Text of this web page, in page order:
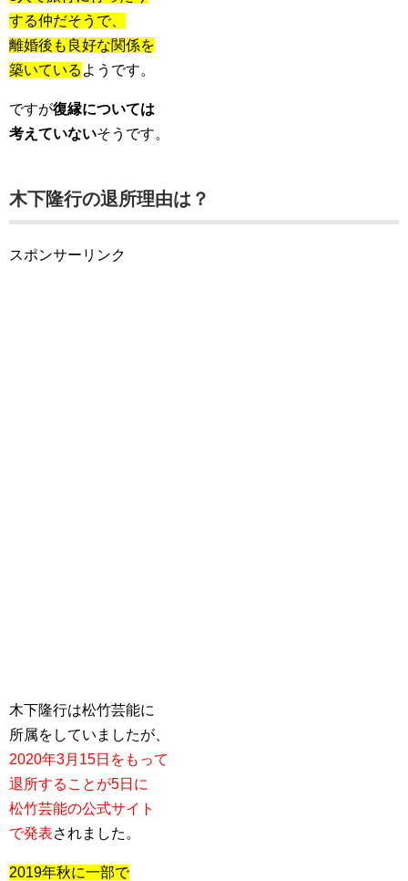
する仲だそうで、
離婚後も良好な関係を
築いている ようです。
ですが復縁については
考えていないそうです。
木下隆行の退所理由は？
スポンサーリンク
木下隆行は松竹芸能に
所属をしていましたが、
2020年3月15日をもって
退所することが5日に
松竹芸能の公式サイト
で発表されました。
2019年秋に一部で